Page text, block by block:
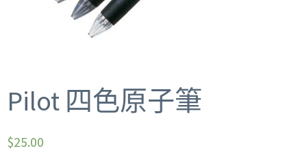
Pilot 四色原子筆
$25.00